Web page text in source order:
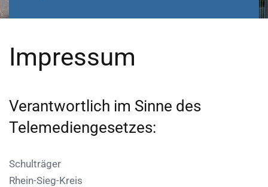
Impressum
Verantwortlich im Sinne des
Telemediengesetzes:
Schulträger
Rhein-Sieg-Kreis